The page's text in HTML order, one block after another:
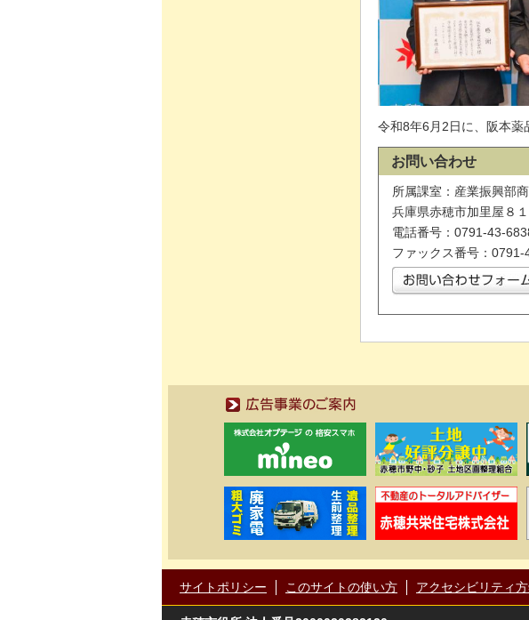
令和8年6月2日に、阪本薬
お問い合わせ
所属課室：産業振興部
兵庫県赤穂市加里屋８
電話番号：0791-43-
ファックス番号：0791-
広告事業のご案内
サイトポリシー このサイトの使い方 アクセシビリティ